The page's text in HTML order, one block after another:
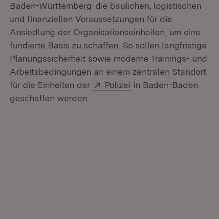
Baden-Württemberg (Öffnet in neuem Fenster)
die baulichen, logistischen
und finanziellen Voraussetzungen für die
Ansiedlung der Organisationseinheiten, um eine
fundierte Basis zu schaffen. So sollen langfristige
Planungssicherheit sowie moderne Trainings- und
Arbeitsbedingungen an einem zentralen Standort
für die Einheiten der
Extern:
Polizei (Öffnet in neuem
in Baden-Baden
geschaffen werden.